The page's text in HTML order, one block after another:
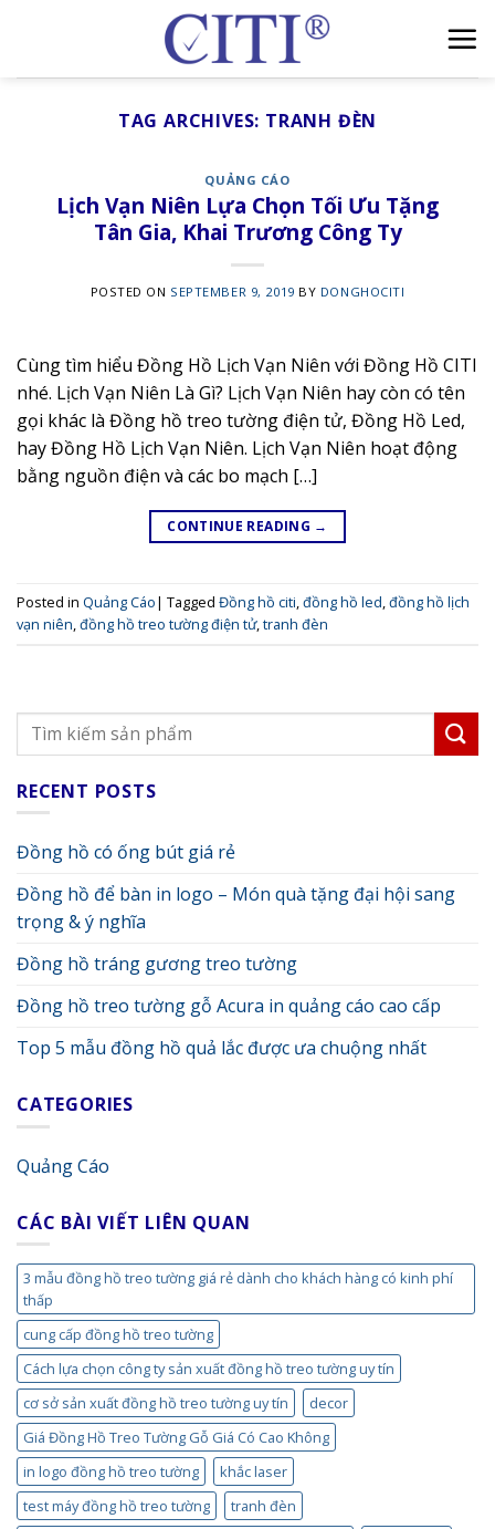
TAG ARCHIVES: TRANH ĐÈN
QUẢNG CÁO
Lịch Vạn Niên Lựa Chọn Tối Ưu Tặng
Tân Gia, Khai Trương Công Ty
POSTED ON SEPTEMBER 9, 2019 BY DONGHOCITI
Cùng tìm hiểu Đồng Hồ Lịch Vạn Niên với Đồng Hồ CITI
nhé. Lịch Vạn Niên Là Gì? Lịch Vạn Niên hay còn có tên
gọi khác là Đồng hồ treo tường điện tử, Đồng Hồ Led,
hay Đồng Hồ Lịch Vạn Niên. Lịch Vạn Niên hoạt động
bằng nguồn điện và các bo mạch […]
CONTINUE READING →
Posted in Quảng Cáo| Tagged Đồng hồ citi,đồng hồ led,đồng hồ lịch
vạn niên,đồng hồ treo tường điện tử,tranh đèn
RECENT POSTS
Đồng hồ có ống bút giá rẻ
Đồng hồ để bàn in logo – Món quà tặng đại hội sang
trọng & ý nghĩa
Đồng hồ tráng gương treo tường
Đồng hồ treo tường gỗ Acura in quảng cáo cao cấp
Top 5 mẫu đồng hồ quả lắc được ưa chuộng nhất
CATEGORIES
Quảng Cáo
CÁC BÀI VIẾT LIÊN QUAN
3 mẫu đồng hồ treo tường giá rẻ dành cho khách hàng có kinh phí
thấp
cung cấp đồng hồ treo tường
Cách lựa chọn công ty sản xuất đồng hồ treo tường uy tín
cơ sở sản xuất đồng hồ treo tường uy tín
decor
Giá Đồng Hồ Treo Tường Gỗ Giá Có Cao Không
in logo đồng hồ treo tường
khắc laser
test máy đồng hồ treo tường
tranh đèn